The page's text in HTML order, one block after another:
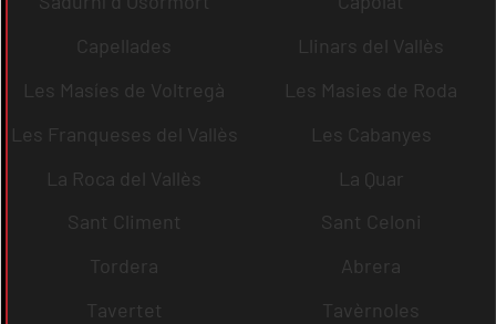
Capellades
Llinars del Vallès
Les Masíes de Voltregà
Les Masies de Roda
Les Franqueses del Vallès
Les Cabanyes
La Roca del Vallès
La Quar
Sant Climent
Sant Celoni
Tordera
Abrera
Tavertet
Tavèrnoles